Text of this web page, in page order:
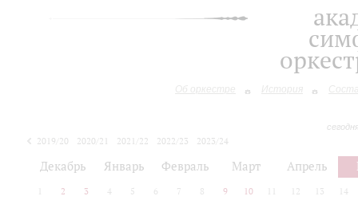
Об оркестре История
2019/20 2020/21 2021/22 2022/23
2023/24
Декабрь Январь Февраль Март Апрель
2 3 4 5 6 7 8 9 10 12 13 14